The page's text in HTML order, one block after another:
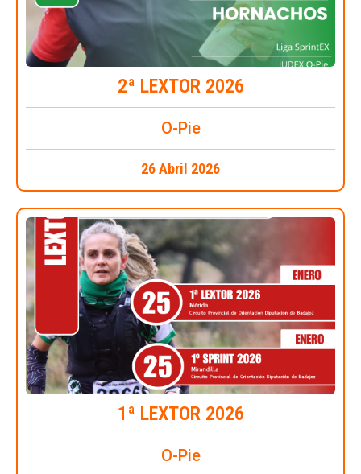
2ª LEXTOR 2026
O-Pie
26 Abril 2026
1ª LEXTOR 2026
O-Pie